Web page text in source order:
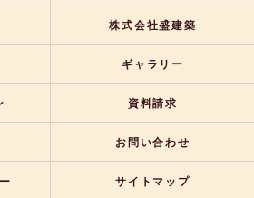
株式会社盛建築
ギャラリー
資料請求
お問い合わせ
サイトマップ